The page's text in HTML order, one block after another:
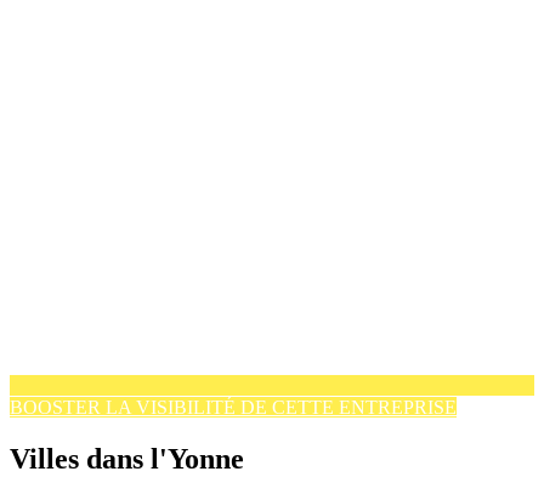
BOOSTER LA VISIBILITÉ DE CETTE ENTREPRISE
Villes dans l'Yonne